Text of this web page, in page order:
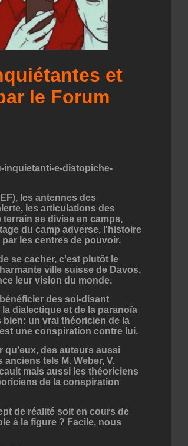
et
le Forum
inquietanti-e-distopiche-
les antennes des
les articulations des
se divise en camps,
du camp adverse, l'histoire
les centres de pouvoir.
se cacher, c'est plutôt le
ville suisse de Davos,
leur vision du monde.
des soi-disant
dialectique et de la paranoïa
un vrai théoricien de la
une conspiration contre lui.
qu'eux, des auteurs aussi
tels M. Weber, V.
mais aussi les théoriciens
de la conspiration
de réalité soit en cours de
à la figure ? Facile, nous